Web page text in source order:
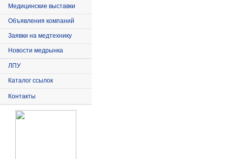
Медицинские выставки
Объявления компаний
Заявки на медтехнику
Новости медрынка
ЛПУ
Каталог ссылок
Контакты